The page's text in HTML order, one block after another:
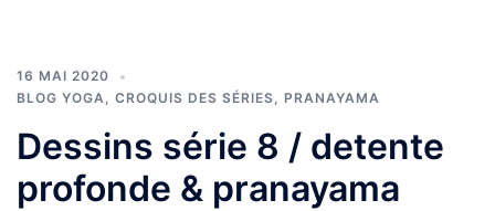
16 MAI 2020
BLOG YOGA, CROQUIS DES SÉRIES, PRANAYAMA
Dessins série 8 / detente
profonde & pranayama